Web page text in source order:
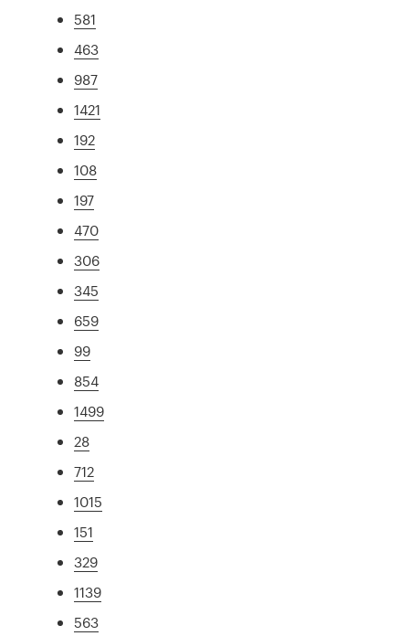
581
463
987
1421
192
108
197
470
306
345
659
99
854
1499
28
712
1015
151
329
1139
563